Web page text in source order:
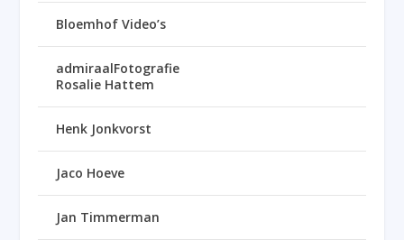
Bloemhof Video’s
admiraalFotografie
Rosalie Hattem
Henk Jonkvorst
Jaco Hoeve
Jan Timmerman